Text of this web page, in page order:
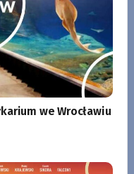
we Wrocławiu